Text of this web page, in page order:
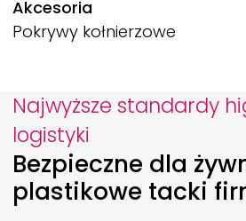
Akcesoria
Pokrywy kołnierzowe
Najwyższe standardy
logistyki
Bezpieczne dla
plastikowe tacki